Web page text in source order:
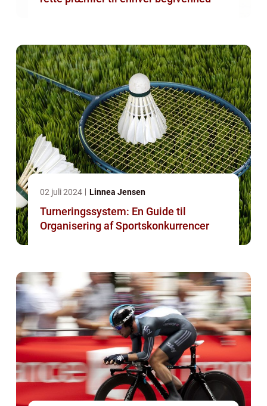
02 juli 2024 Linnea Jensen
Turneringssystem: En Guide til
Organisering af Sportskonkurrencer